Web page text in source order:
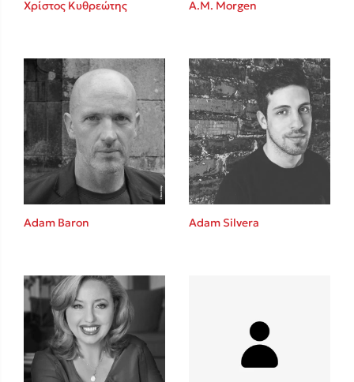
Καθρέφτης
Sebastian Fitzek
Playlist
Στέφανος Ξενάκης
Το λεξικό της ζωής σου
Χρίστος Κυθρεώτης A.M. Morgen
Adam Baron Adam Silvera